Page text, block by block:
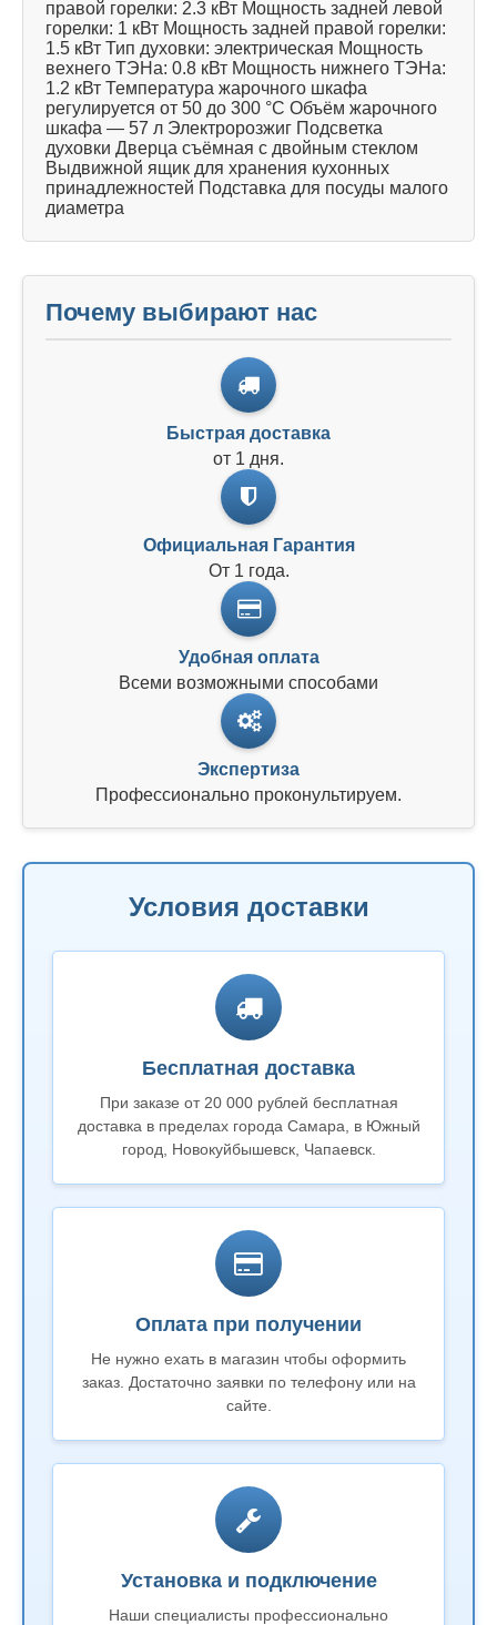
правой горелки: 2.3 кВт Мощность задней левой
горелки: 1 кВт Мощность задней правой горелки:
1.5 кВт Тип духовки: электрическая Мощность
вехнего ТЭНа: 0.8 кВт Мощность нижнего ТЭНа:
1.2 кВт Температура жарочного шкафа
регулируется от 50 до 300 °С Объём жарочного
шкафа — 57 л Электророзжиг Подсветка
духовки Дверца съёмная с двойным стеклом
Выдвижной ящик для хранения кухонных
принадлежностей Подставка для посуды малого
диаметра
Почему выбирают нас
Быстрая доставка
от 1 дня.
Официальная Гарантия
От 1 года.
Удобная оплата
Всеми возможными способами
Экспертиза
Профессионально проконультируем.
Условия доставки
Бесплатная доставка
При заказе от 20 000 рублей бесплатная
доставка в пределах города Самара, в Южный
город, Новокуйбышевск, Чапаевск.
Оплата при получении
Не нужно ехать в магазин чтобы оформить
заказ. Достаточно заявки по телефону или на
сайте.
Установка и подключение
Наши специалисты профессионально